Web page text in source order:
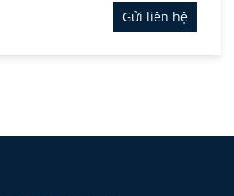
Gửi liên hệ